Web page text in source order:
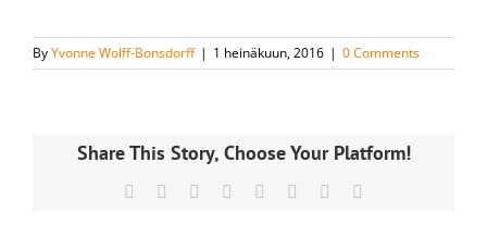
ByYvonne Wolff-Bonsdorff | 1 heinäkuun, 2016 | 0 Comments
Share This Story, Choose Your Platform!
Facebook Reddit LinkedIn
TumblrPinterest